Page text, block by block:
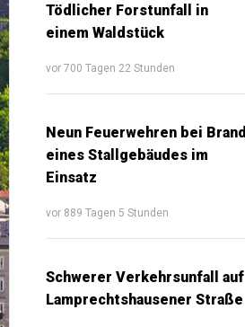
Tödlicher Forstunfall in
einem Waldstück
vor 700 Tagen 22 Stunden
Neun Feuerwehren bei Brand
eines Stallgebäudes im
Einsatz
vor 889 Tagen 5 Stunden
Schwerer Verkehrsunfall auf
Lamprechtshausener Straße